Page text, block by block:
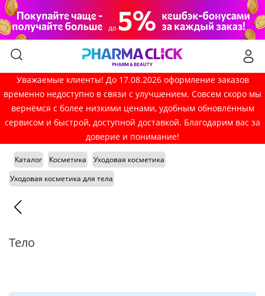
Уважаемые клиенты! До 17.08.2026 оформление заказов
временно недоступно в связи с улучшением. Совсем скоро мы
вернёмся с более низкими ценами, удобным обновлённым
сервисом и быстрой, доступной доставкой. Благодарим вас за
доверие и понимание!
Каталог Косметика
Уходовая косметика
Уходовая косметика для тела
Тело